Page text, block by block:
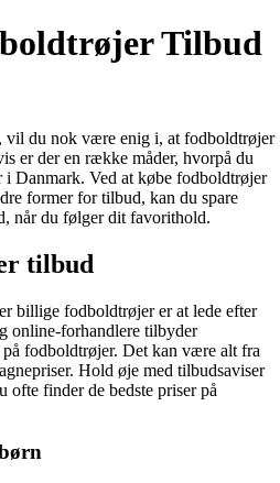
Tilbud
vil du nok være enig i, at fodboldtrøjer
er der en række måder, hvorpå du
Danmark. Ved at købe fodboldtrøjer
former for tilbud, kan du spare
når du følger dit favorithold.
tilbud
billige fodboldtrøjer er at lede efter
online-forhandlere tilbyder
fodboldtrøjer. Det kan være alt fra
Hold øje med tilbudsaviser
ofte finder de bedste priser på